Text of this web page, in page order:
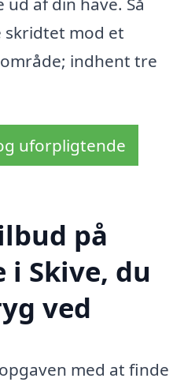
skridtet mod et
indhent tre
uforpligtende
på
i Skive, du
ved
med at finde